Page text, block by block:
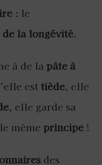
: le
de la longévité.
à de la pâte à
est tiède, elle
, elle garde sa
même principe !
des